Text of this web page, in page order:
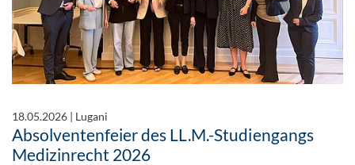
18.05.2026 | Lugani
Absolventenfeier des LL.M.-Studiengangs
Medizinrecht 2026